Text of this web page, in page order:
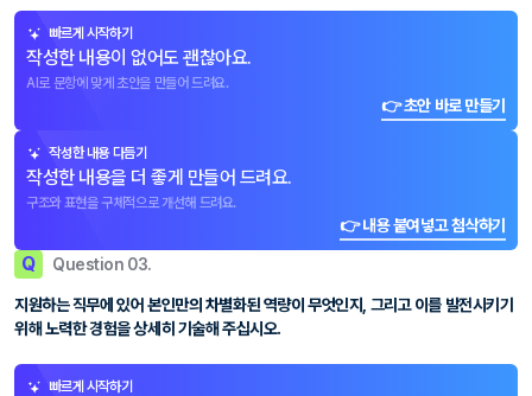
빠르게 시작하기
작성한 내용이 없어도 괜찮아요.
AI로 문항에 맞게 초안을 만들어 드려요.
👉 초안 바로 만들기
작성한 내용 다듬기
작성한 내용을 더 좋게 만들어 드려요.
구조와 표현을 구체적으로 개선해 드려요.
👉 내용 붙여넣고 첨삭하기
Q Question 03.
지원하는 직무에 있어 본인만의 차별화된 역량이 무엇인지, 그리고 이를 발전시키기
위해 노력한 경험을 상세히 기술해 주십시오.
빠르게 시작하기